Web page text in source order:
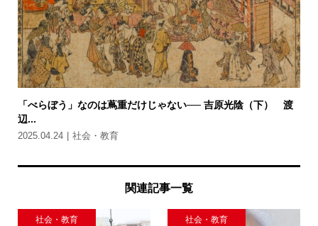
「べらぼう」なのは蔦重だけじゃない── 吉原光陰（下） 渡
辺...
2025.04.24 社会・教育
関連記事一覧
社会・教育 社会・教育